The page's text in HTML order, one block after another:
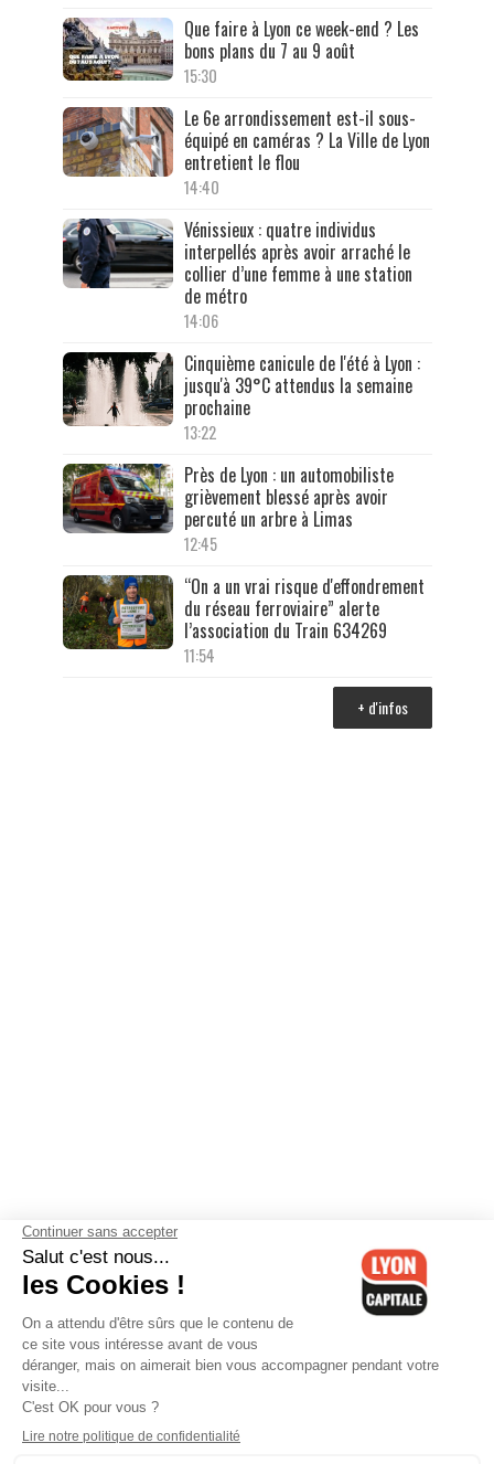
Que faire à Lyon ce week-end ? Les
bons plans du 7 au 9 août
15:30
Le 6e arrondissement est-il sous-
équipé en caméras ? La Ville de Lyon
entretient le flou
14:40
Vénissieux : quatre individus
interpellés après avoir arraché le
collier d’une femme à une station
de métro
14:06
Cinquième canicule de l'été à Lyon :
jusqu'à 39°C attendus la semaine
prochaine
13:22
Près de Lyon : un automobiliste
grièvement blessé après avoir
percuté un arbre à Limas
12:45
“On a un vrai risque d'effondrement
du réseau ferroviaire” alerte
l’association du Train 634269
11:54
+ d'infos